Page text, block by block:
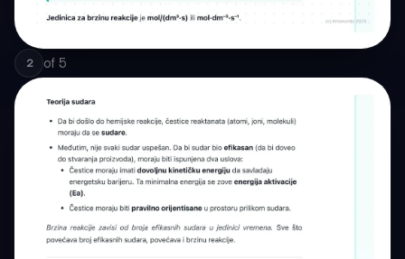
2 of 5